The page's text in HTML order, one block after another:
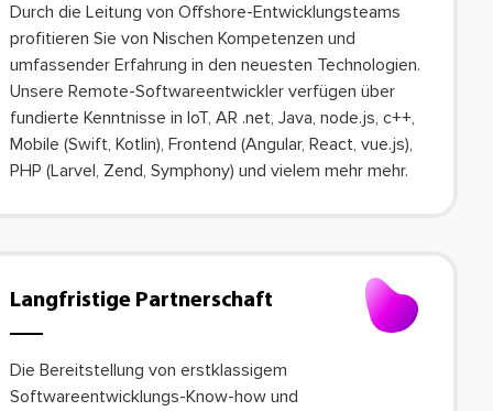
Durch die Leitung von Offshore-Entwicklungsteams
profitieren Sie von Nischen Kompetenzen und
umfassender Erfahrung in den neuesten Technologien.
Unsere Remote-Softwareentwickler verfügen über
fundierte Kenntnisse in IoT, AR .net, Java, node.js, c++,
Mobile (Swift, Kotlin), Frontend (Angular, React, vue.js),
PHP (Larvel, Zend, Symphony) und vielem mehr mehr.
Langfristige Partnerschaft
Die Bereitstellung von erstklassigem
Softwareentwicklungs-Know-how und